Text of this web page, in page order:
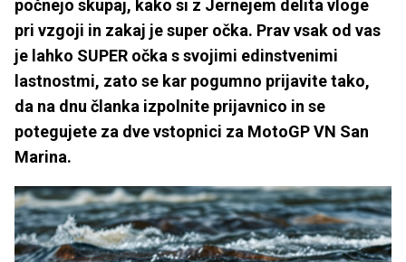
počnejo skupaj, kako si z Jernejem delita vloge
pri vzgoji in zakaj je super očka. Prav vsak od vas
je lahko SUPER očka s svojimi edinstvenimi
lastnostmi, zato se kar pogumno prijavite tako,
da na dnu članka izpolnite prijavnico in se
potegujete za dve vstopnici za MotoGP VN San
Marina.